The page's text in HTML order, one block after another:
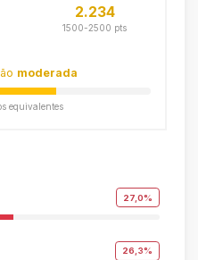
2.234
1500-2500 pts
moderada
equivalentes
27,0%
26,3%